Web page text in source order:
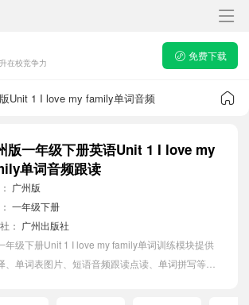
在校竞争力
免费下载
Unit 1 I love my family单词音频
版一年级下册英语Unit 1 I love my
单词音频跟读
广州版
一年级下册
： 广州出版社
年级下册Unit 1 I love my family单词训练模块提供
单词表图片、短语音频跟读点读、单词拼写等软